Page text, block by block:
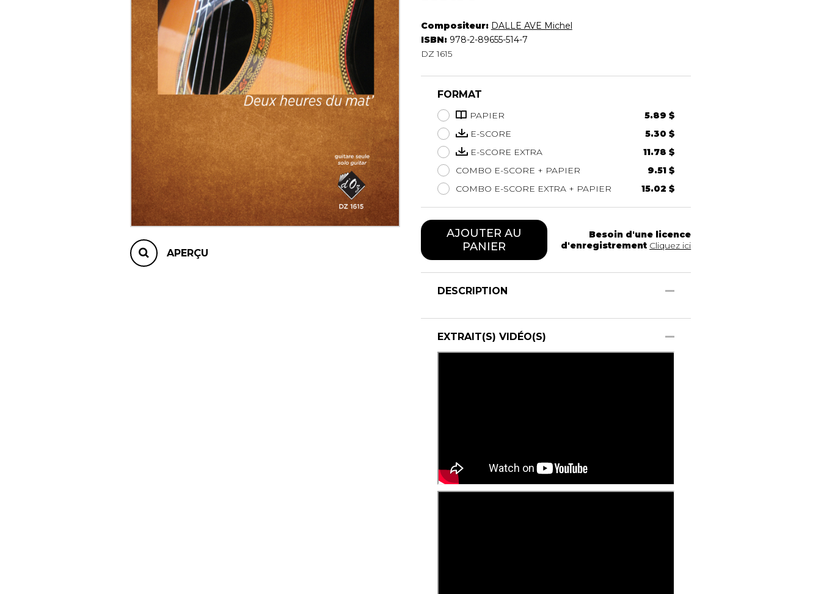
Luth
Mandoline
Orgue
Saxophone
Trombone
Trompette
Tuba
Ukulélé
Violon
Violoncelle
APERÇU
Compositeur: DALLE AVE Michel
ISBN: 978-2-89655-514-7
DZ 1615
FORMAT
PAPIER
5.89 $
E-SCORE
5.30 $
E-SCORE EXTRA
11.78 $
COMBO E-SCORE + PAPIER
9.51 $
COMBO E-SCORE EXTRA + PAPIER
15.02 $
AJOUTER AU
PANIER
Besoin d'une licence
d'enregistrement Cliquez ici
DESCRIPTION
EXTRAIT(S) VIDÉO(S)